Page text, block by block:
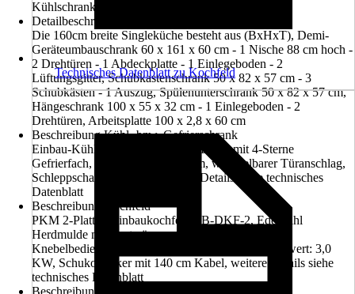
Kühlschrank, Kochmulde
Detailbeschreibung Küchenmöbel
Die 160cm breite Singleküche besteht aus (BxHxT), Demi-
Geräteumbauschrank 60 x 161 x 60 cm - 1 Nische 88 cm hoch -
2 Drehtüren - 1 Abdeckplatte - 1 Einlegeboden - 2
Lüftungsgitter, Schubkastenschrank 50 x 82 x 57 cm - 3
Schubkästen - 1 Auszug, Spülenunterschrank 50 x 82 x 57 cm,
Hängeschrank 100 x 55 x 32 cm - 1 Einlegeboden - 2
Drehtüren, Arbeitsplatte 100 x 2,8 x 60 cm
Beschreibung Kühl- bzw. Gefrierschrank
Einbau-Kühlschrank KS120.4A+EBN, mit 4-Sterne
Gefrierfach, Nischenhöhe: 880mm, wechselbarer Türanschlag,
Schleppscharniertechnik, weitere Details siehe technisches
Datenblatt
Beschreibung Kochfeld
PKM 2-Platten-Einbaukochfeld EB-DKF-2, Edelstahl
Herdmulde mit Restwärmeanzeige, 2 Kochfelder,
Knebelbedienung, steckerfertig (autark), Anschlusswert: 3,0
KW, Schukostecker mit 140 cm Kabel, weitere Details siehe
technisches Datenblatt
Beschreibung Einbau-Herd-Set
Technisches Datenblatt zu Kochfeld